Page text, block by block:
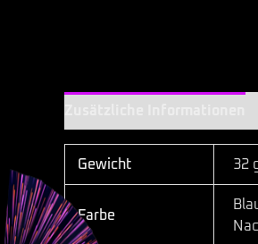
Gewicht 32
Farbe